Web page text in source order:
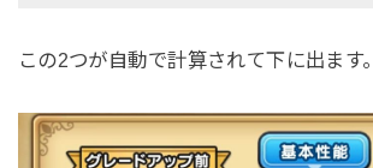
この2つが自動で計算されて下に出ます。